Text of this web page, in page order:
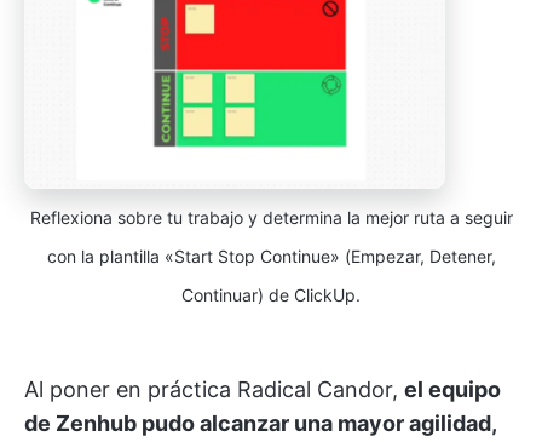
Reflexiona sobre tu trabajo y determina la mejor ruta a seguir
con la plantilla «Start Stop Continue» (Empezar, Detener,
Continuar) de ClickUp.
Al poner en práctica Radical Candor, el equipo
de Zenhub pudo alcanzar una mayor agilidad,